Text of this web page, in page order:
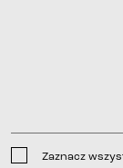
Zaznacz